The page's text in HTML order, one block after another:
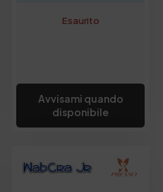
Esaurito
Avvisami quando
disponibile